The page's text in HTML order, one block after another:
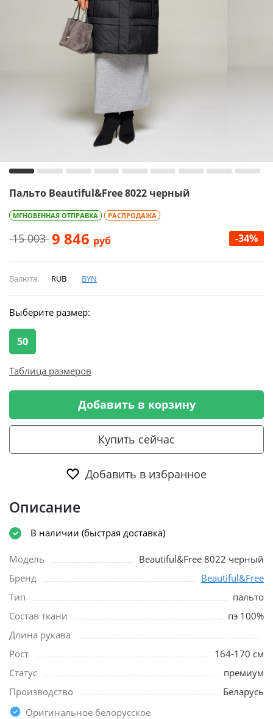
Пальто Beautiful&Free 8022 черный
МГНОВЕННАЯ ОТПРАВКА РАСПРОДАЖА
15 003 9 846 руб -34%
Валюта: RUB BYN
Выберите размер:
50
Таблица размеров
Добавить в корзину
Купить сейчас
Добавить в избранное
Описание
В наличии (быстрая доставка)
Модель
Beautiful&Free 8022 черный
Бренд
Beautiful&Free
Тип
пальто
Состав ткани
пэ 100%
Длина рукава
Рост
164-170 см
Статус
премиум
Производство
Беларусь
Оригинальное белорусское